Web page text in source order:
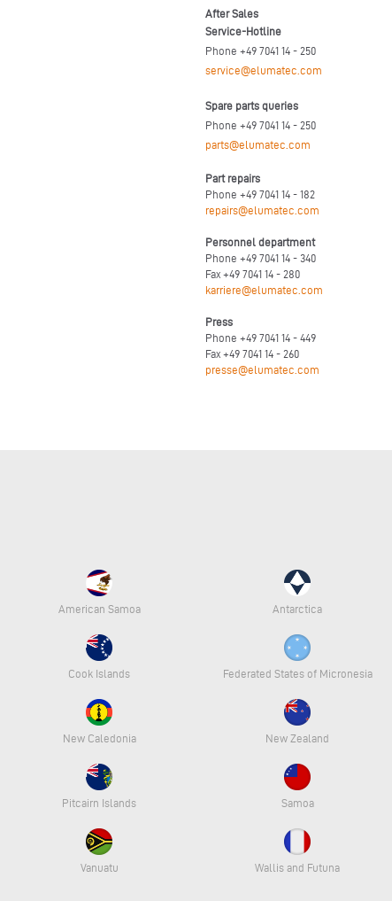
After Sales
Service-Hotline
Phone +49 7041 14 - 250
service@elumatec.com
Spare parts queries
Phone +49 7041 14 - 250
parts@elumatec.com
Part repairs
Phone +49 7041 14 - 182
repairs@elumatec.com
Personnel department
Phone +49 7041 14 - 340
Fax +49 7041 14 - 280
karriere@elumatec.com
Press
Phone +49 7041 14 - 449
Fax +49 7041 14 - 260
presse@elumatec.com
American Samoa Antarctica
Cook Islands Federated States of Micronesia
New Caledonia New Zealand
Pitcairn Islands Samoa
Vanuatu Wallis and Futuna